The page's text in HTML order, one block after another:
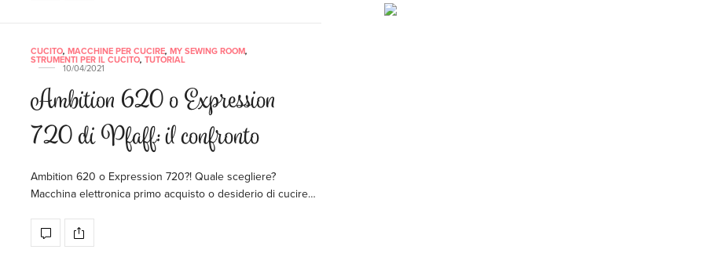
CUCITO, MACCHINE PER CUCIRE, MY SEWING ROOM,
STRUMENTI PER IL CUCITO, TUTORIAL
10/04/2021
Ambition 620 o Expression
720 di Pfaff: il confronto
Ambition 620 o Expression 720?! Quale scegliere?
Macchina elettronica primo acquisto o desiderio di cucire…